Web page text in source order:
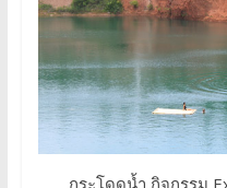
กระโดดน้ำ กิจกรรม